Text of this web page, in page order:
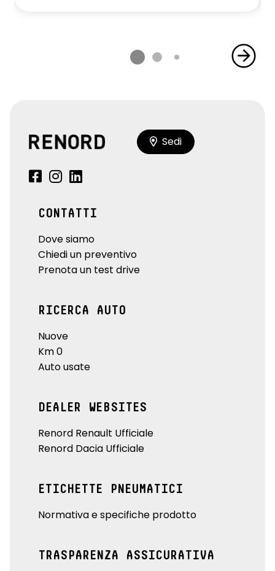
Sedi
CONTATTI
Dove siamo
Chiedi un preventivo
Prenota un test drive
RICERCA AUTO
Nuove
Km 0
Auto usate
DEALER WEBSITES
Renord Renault Ufficiale
Renord Dacia Ufficiale
ETICHETTE PNEUMATICI
Normativa e specifiche prodotto
TRASPARENZA ASSICURATIVA